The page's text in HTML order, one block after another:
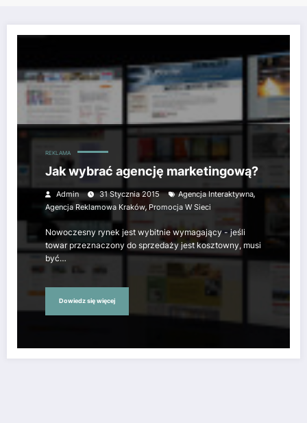
REKLAMA
Jak wybrać agencję marketingową?
Admin 31 Stycznia 2015 Agencja Interaktywna,
Agencja Reklamowa Kraków, Promocja W Sieci
Nowoczesny rynek jest wybitnie wymagający - jeśli
towar przeznaczony do sprzedaży jest kosztowny, musi
być…
Dowiedz się więcej